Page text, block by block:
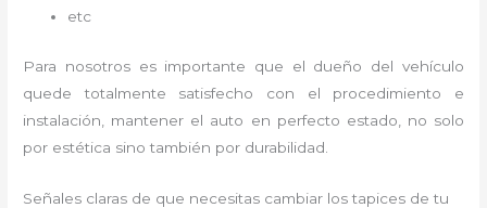
etc
Para nosotros es importante que el dueño del vehículo
quede totalmente satisfecho con el procedimiento e
instalación, mantener el auto en perfecto estado, no solo
por estética sino también por durabilidad.
Señales claras de que necesitas cambiar los tapices de tu